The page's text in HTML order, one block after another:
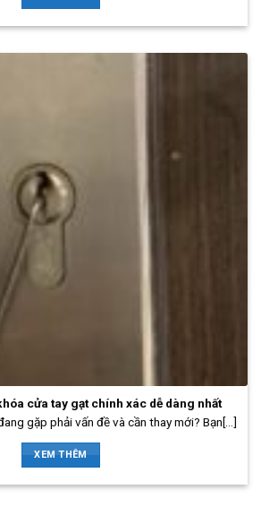
cửa tay gạt chính xác dễ dàng nhất
gặp phải vấn đề và cần thay mới? Bạn[...]
XEM THÊM